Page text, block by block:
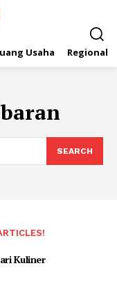
Usaha Regional
SEARCH
Kuliner